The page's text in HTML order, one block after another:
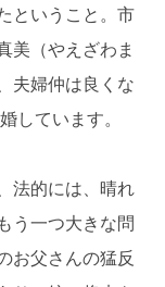
ということ。市
美（やえざわま
夫婦仲は良くな
しています。
法的には、晴れ
う一つ大きな問
お父さんの猛反